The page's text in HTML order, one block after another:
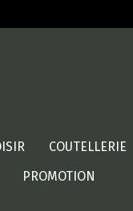
COUTELLERIE
PROMOTION